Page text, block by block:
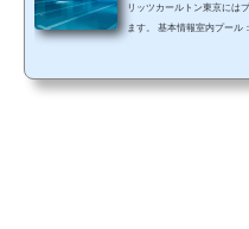
リッツカールトン東京には
ます。 基本情報室内プール
したときには、４レーンの